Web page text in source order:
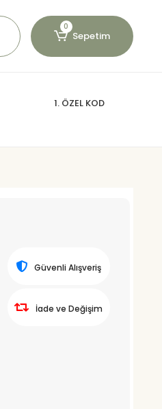
0
Sepetim
1. ÖZEL KOD
Güvenli Alışveriş
İade ve Değişim